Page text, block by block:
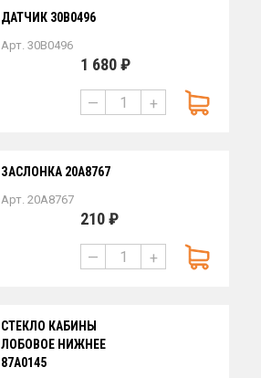
ДАТЧИК 30B0496
Арт. 30B0496
1 680 ₽
— +
ЗАСЛОНКА 20A8767
Арт. 20A8767
210 ₽
— +
СТЕКЛО КАБИНЫ
ЛОБОВОЕ НИЖНЕЕ
87А0145